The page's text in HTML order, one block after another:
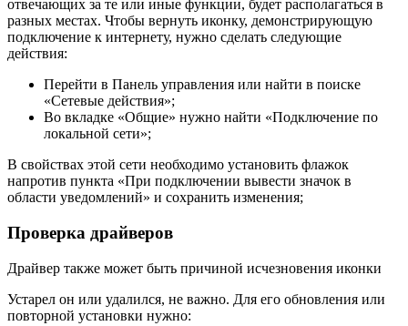
отвечающих за те или иные функции, будет располагаться в
разных местах. Чтобы вернуть иконку, демонстрирующую
подключение к интернету, нужно сделать следующие
действия:
Перейти в Панель управления или найти в поиске
«Сетевые действия»;
Во вкладке «Общие» нужно найти «Подключение по
локальной сети»;
В свойствах этой сети необходимо установить флажок
напротив пункта «При подключении вывести значок в
области уведомлений» и сохранить изменения;
Проверка драйверов
Драйвер также может быть причиной исчезновения иконки
Устарел он или удалился, не важно. Для его обновления или
повторной установки нужно: